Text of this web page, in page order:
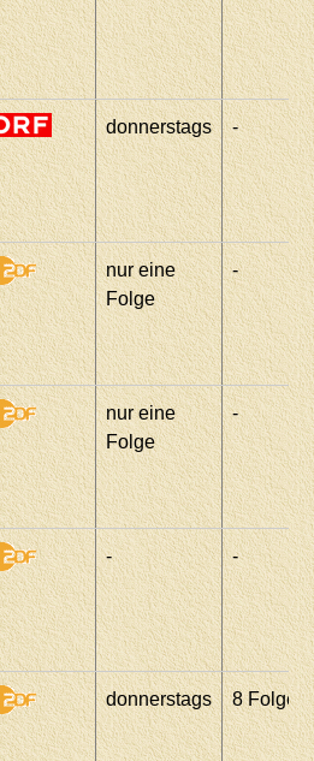
donnerstags -
nur eine
Folge
-
nur eine
Folge
-
- -
donnerstags 8 Folgen